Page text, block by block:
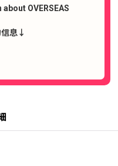
OVERSEAS
信息↓